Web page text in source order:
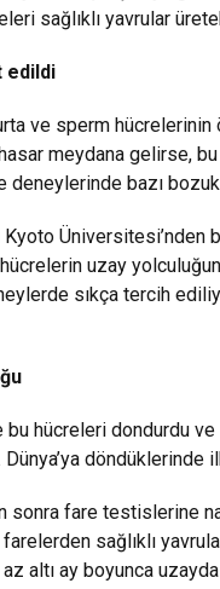
sağlıklı yavrular
edildi
ve sperm
meydana gelirse,
deneylerinde bazı
Kyoto
uzay
sıkça tercih
bu hücreleri dondurdu
Dünya’ya
sonra fare testislerine
sağlıklı
altı ay boyunca